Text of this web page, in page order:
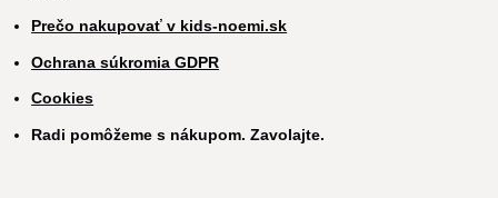
Prečo nakupovať v kids-noemi.sk
Ochrana súkromia GDPR
Cookies
Radi pomôžeme s nákupom. Zavolajte.